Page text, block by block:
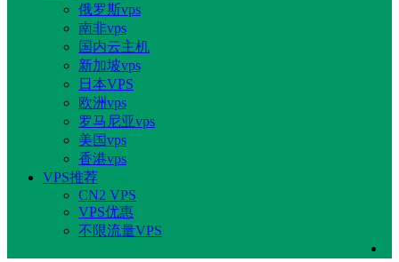
俄罗斯vps
南非vps
国内云主机
新加坡vps
日本VPS
欧洲vps
罗马尼亚vps
美国vps
香港vps
VPS推荐
CN2 VPS
VPS优惠
不限流量VPS